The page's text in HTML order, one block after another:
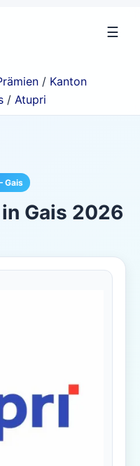
☰
/ Kanton
/ Atupri
Gais
in Gais 2026